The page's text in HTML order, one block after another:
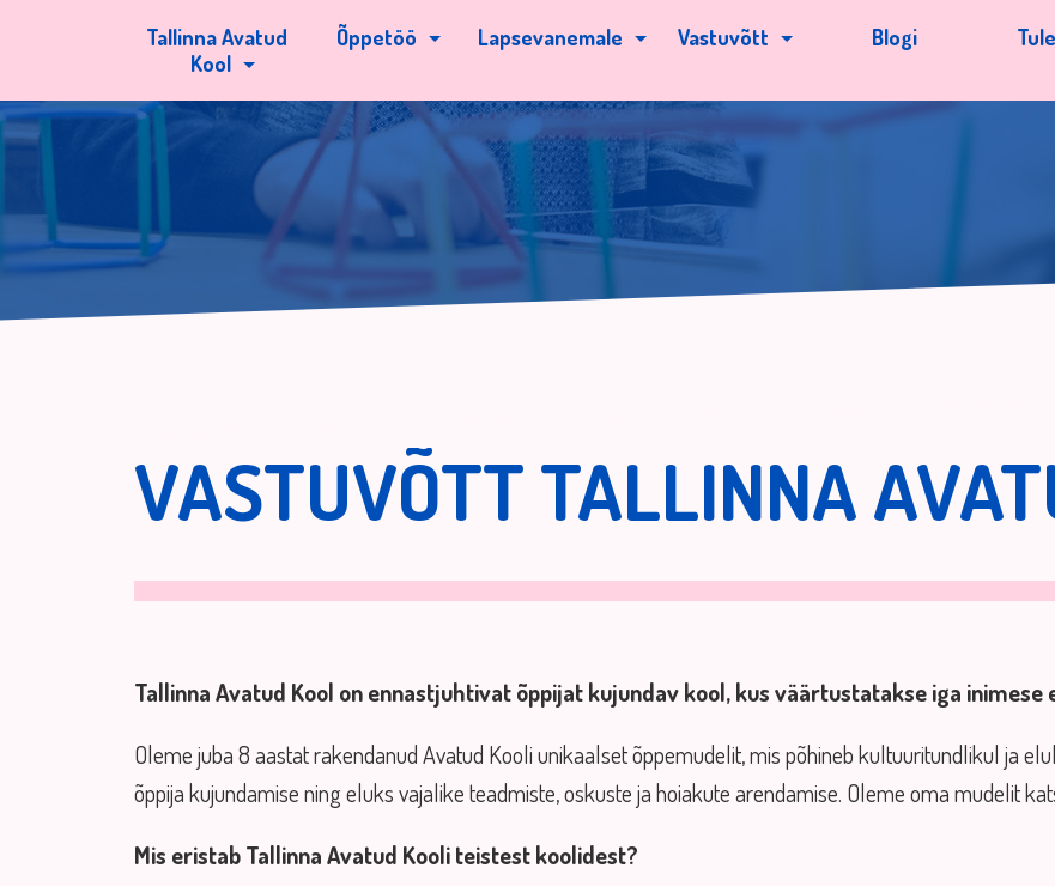
Tallinna Avatud
Kool
Õppetöö Lapsevanemale Vastuvõtt Blogi
VASTUVÕTT TALLINNA
Tallinna Avatud Kool on ennastjuhtivat õppijat kujundav kool, kus väärtustatakse iga
Oleme juba 8 aastat rakendanud Avatud Kooli unikaalset õppemudelit, mis põhineb kultuuritundlikul ja
õppija kujundamise ning eluks vajalike teadmiste, oskuste ja hoiakute arendamise. Oleme oma mudelit
Mis eristab Tallinna Avatud Kooli teistest koolidest?